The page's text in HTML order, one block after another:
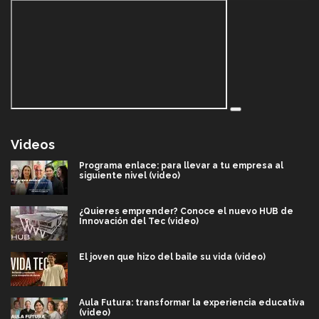
Videos
Programa enlace: para llevar a tu empresa al
siguiente nivel (video)
¿Quieres emprender? Conoce el nuevo HUB de
Innovación del Tec (video)
El joven que hizo del baile su vida (video)
Aula Futura: transformar la experiencia educativa
(video)